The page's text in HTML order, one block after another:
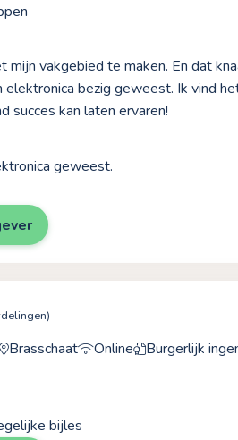
mijn vakgebied te maken. En dat
bezig geweest. Ik vind
succes kan laten ervaren!
geweest.
Brasschaat Online Burgerlijk
bijles